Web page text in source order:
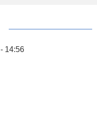
14:56